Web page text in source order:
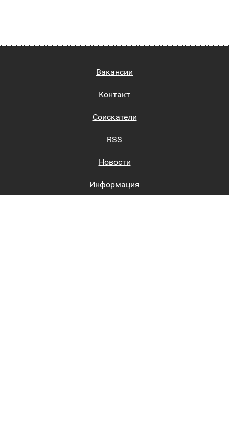
Вакансии
Контакт
Соискатели
RSS
Новости
Информация